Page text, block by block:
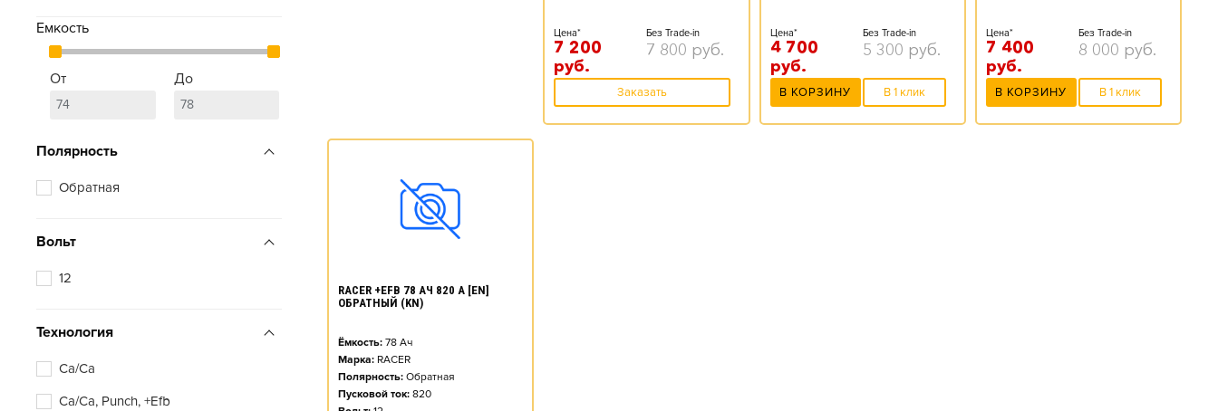
Емкость
От До
Полярность
Обратная
Вольт
12
Технология
Ca/Ca
Ca/Ca, Punch, +Efb
Цена*
7 200
руб.
Без Trade-in
7 800 руб.
Заказать
Цена*
4 700
руб.
Без Trade-in
5 300 руб.
В КОРЗИНУ В 1 клик
Цена*
7 400
руб.
Без Trade-in
8 000 руб.
В КОРЗИНУ В 1 клик
RACER +EFB 78 АЧ 820 А [EN]
ОБРАТНЫЙ (KN)
Ёмкость: 78 Ач
Марка: RACER
Полярность: Обратная
Пусковой ток: 820